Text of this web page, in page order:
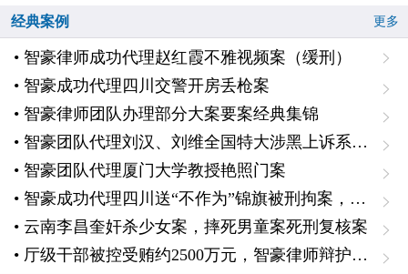
经典案例 更多
• 智豪律师成功代理赵红霞不雅视频案（缓刑）
• 智豪成功代理四川交警开房丢枪案
• 智豪律师团队办理部分大案要案经典集锦
• 智豪团队代理刘汉、刘维全国特大涉黑上诉系列案一主犯二审辩护
• 智豪团队代理厦门大学教授艳照门案
• 智豪成功代理四川送“不作为”锦旗被刑拘案，无罪释放
• 云南李昌奎奸杀少女案，摔死男童案死刑复核案
• 厅级干部被控受贿约2500万元，智豪律师辩护降低1000万元、认定自首，从轻判处十一年